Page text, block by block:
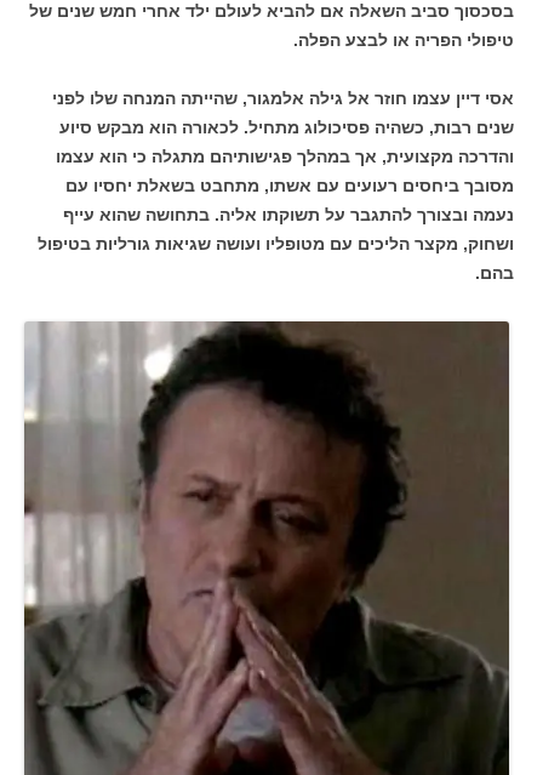
בסכסוך סביב השאלה אם להביא לעולם ילד אחרי חמש שנים של
טיפולי הפריה או לבצע הפלה.
אסי דיין עצמו חוזר אל גילה אלמגור, שהייתה המנחה שלו לפני
שנים רבות, כשהיה פסיכולוג מתחיל. לכאורה הוא מבקש סיוע
והדרכה מקצועית, אך במהלך פגישותיהם מתגלה כי הוא עצמו
מסובך ביחסים רעועים עם אשתו, מתחבט בשאלת יחסיו עם
נעמה ובצורך להתגבר על תשוקתו אליה. בתחושה שהוא עייף
ושחוק, מקצר הליכים עם מטופליו ועושה שגיאות גורליות בטיפול
בהם.